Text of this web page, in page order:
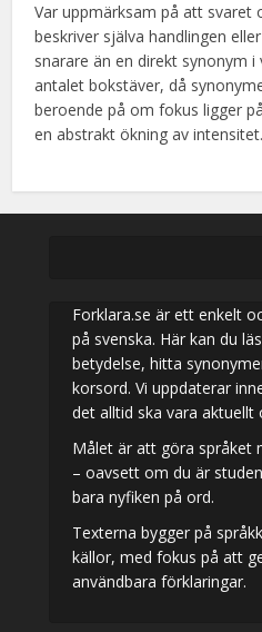
Var uppmärksam på att
beskriver själva handlingen
snarare än en direkt synonym
antalet bokstäver, då
beroende på om fokus ligger
en abstrakt ökning av intensitet.
Forklara.se är ett enkelt
på svenska. Här kan du
betydelse, hitta
korsord. Vi uppdaterar
det alltid ska vara aktuellt
Målet är att göra språket
– oavsett om du är
bara nyfiken på ord.
Texterna bygger på
källor, med fokus på att
användbara förklaringar.